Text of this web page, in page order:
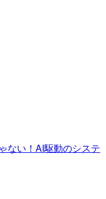
ない！AI駆動のシステ